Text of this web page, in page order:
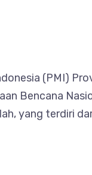
(PMI)
Bencana
yang terdiri